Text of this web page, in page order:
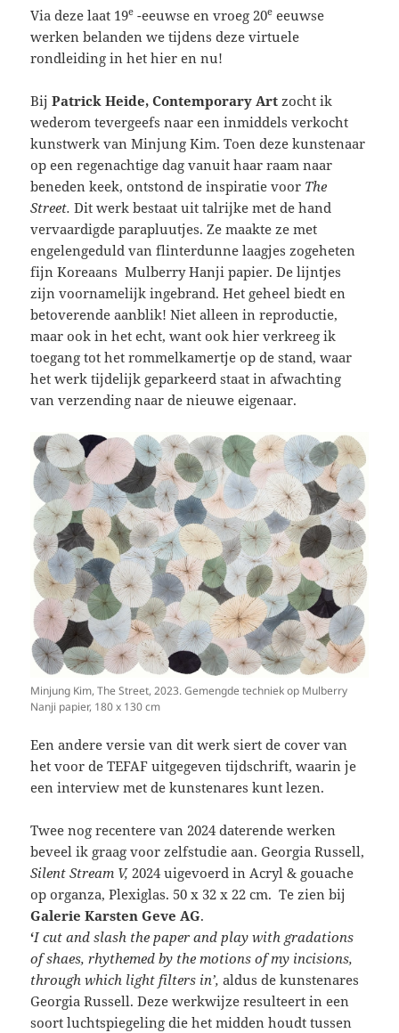
Via deze laat 19e -eeuwse en vroeg 20e eeuwse
werken belanden we tijdens deze virtuele
rondleiding in het hier en nu!
BijPatrick Heide, Contemporary Artzocht ik
wederom tevergeefs naar een inmiddels verkocht
kunstwerk van Minjung Kim. Toen deze kunstenaar
op een regenachtige dag vanuit haar raam naar
beneden keek, ontstond de inspiratie voor The
Street. Dit werk bestaat uit talrijke met de hand
vervaardigde parapluutjes. Ze maakte ze met
engelengeduld van flinterdunne laagjes zogeheten
fijn Koreaans Mulberry Hanji papier. De lijntjes
zijn voornamelijk ingebrand. Het geheel biedt en
betoverende aanblik! Niet alleen in reproductie,
maar ook in het echt, want ook hier verkreeg ik
toegang tot het rommelkamertje op de stand, waar
het werk tijdelijk geparkeerd staat in afwachting
van verzending naar de nieuwe eigenaar.
Minjung Kim, The Street, 2023. Gemengde techniek op Mulberry
Nanji papier, 180 x 130 cm
Een andere versie van dit werk siert de cover van
het voor de TEFAF uitgegeven tijdschrift, waarin je
een interview met de kunstenares kunt lezen.
Twee nog recentere van 2024 daterende werken
beveel ik graag voor zelfstudie aan. Georgia Russell,
Silent Stream V, 2024 uigevoerd in Acryl & gouache
op organza, Plexiglas. 50 x 32 x 22 cm. Te zien bij
Galerie Karsten Geve AG.
‘I cut and slash the paper and play with gradations
of shaes, rhythemed by the motions of my incisions,
through which light filters in’,aldus de kunstenares
Georgia Russell. Deze werkwijze resulteert in een
soort luchtspiegeling die het midden houdt tussen